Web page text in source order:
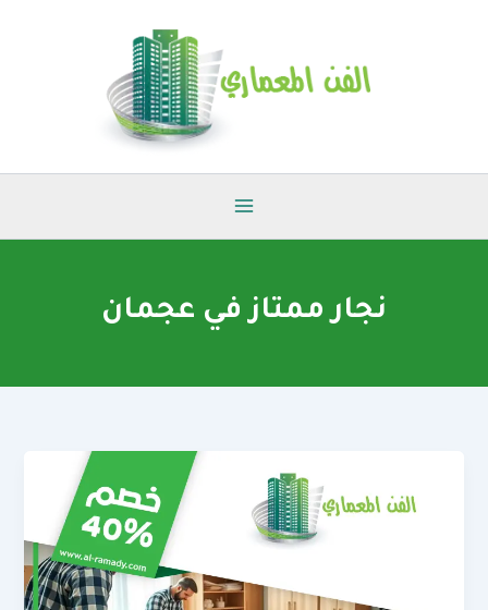
نجار ممتاز في عجمان